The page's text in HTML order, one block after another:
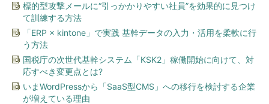
標的型攻撃メールに“引っかかりやすい社員”を効果的に見つけ
て訓練する方法
「ERP × kintone」で実践 基幹データの入力・活用を柔軟に行
う方法
国税庁の次世代基幹システム「KSK2」稼働開始に向けて、対
応すべき変更点とは?
いまWordPressから「SaaS型CMS」への移行を検討する企業
が増えている理由